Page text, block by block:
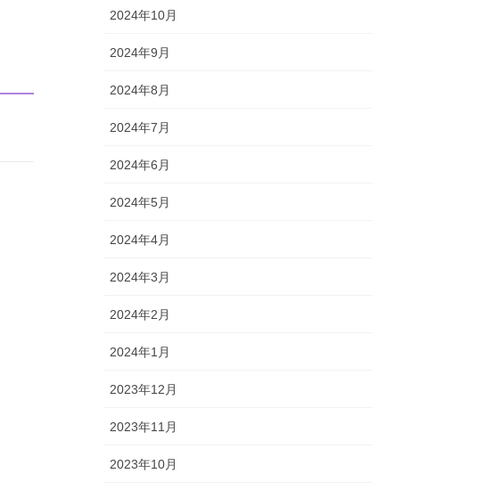
2024年10月
2024年9月
2024年8月
2024年7月
2024年6月
2024年5月
2024年4月
2024年3月
2024年2月
2024年1月
2023年12月
2023年11月
2023年10月